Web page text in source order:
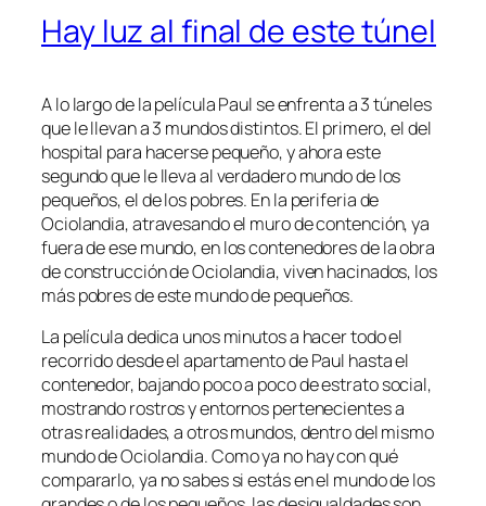
Hay luz al final de este túnel
A lo largo de la película Paul se enfrenta a 3 túneles
que le llevan a 3 mundos distintos. El primero, el del
hospital para hacerse pequeño, y ahora este
segundo que le lleva al verdadero mundo de los
pequeños, el de los pobres. En la periferia de
Ociolandia, atravesando el muro de contención, ya
fuera de ese mundo, en los contenedores de la obra
de construcción de Ociolandia, viven hacinados, los
más pobres de este mundo de pequeños.
La película dedica unos minutos a hacer todo el
recorrido desde el apartamento de Paul hasta el
contenedor, bajando poco a poco de estrato social,
mostrando rostros y entornos pertenecientes a
otras realidades, a otros mundos, dentro del mismo
mundo de Ociolandia. Como ya no hay con qué
compararlo, ya no sabes si estás en el mundo de los